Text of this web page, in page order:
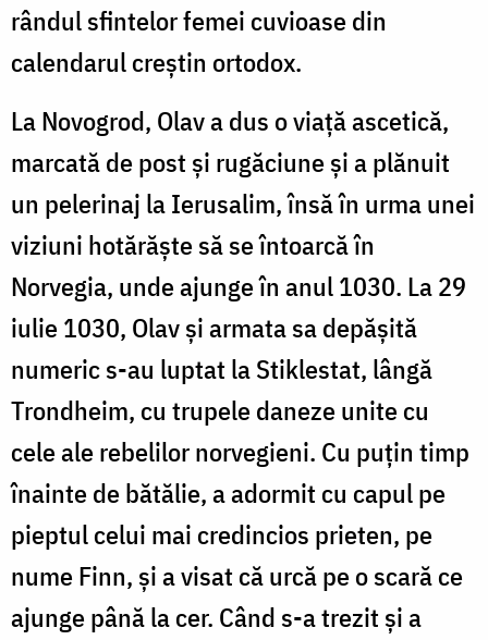
rândul sfintelor femei cuvioase din
calendarul creștin ortodox.
La Novogrod, Olav a dus o viață ascetică,
marcată de post și rugăciune și a plănuit
un pelerinaj la Ierusalim, însă în urma unei
viziuni hotărăște să se întoarcă în
Norvegia, unde ajunge în anul 1030. La 29
iulie 1030, Olav și armata sa depășită
numeric s-au luptat la Stiklestat, lângă
Trondheim, cu trupele daneze unite cu
cele ale rebelilor norvegieni. Cu puțin timp
înainte de bătălie, a adormit cu capul pe
pieptul celui mai credincios prieten, pe
nume Finn, și a visat că urcă pe o scară ce
ajunge până la cer. Când s-a trezit și a